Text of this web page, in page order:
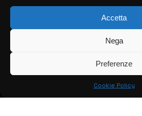
Accetta
Nega
Preferenze
Cookie Policy
> CONTATTI